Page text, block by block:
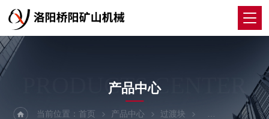
PRODUCTS CENTER
产品中心
当前位置：首页 产品中心 过渡块 高分子过渡块